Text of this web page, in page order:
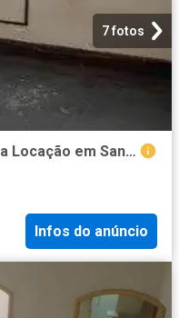
7 fotos
Casa / Sobrado Comercial para Locação em Santos/SP Gonzaga
Infos do anúncio